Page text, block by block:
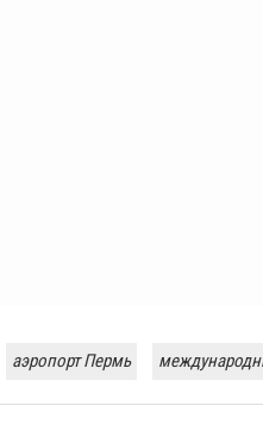
аэропорт Пермь